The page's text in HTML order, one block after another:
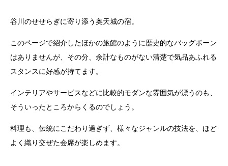
谷川のせせらぎに寄り添う奥天城の宿。
このページで紹介したほかの旅館のように歴史的なバッグボーン
はありませんが、その分、余計なものがない清楚で気品あふれる
スタンスに好感が持てます。
インテリアやサービスなどに比較的モダンな雰囲気が漂うのも、
そういったところからくるのでしょう。
料理も、伝統にこだわり過ぎず、様々なジャンルの技法を、ほど
よく織り交ぜた会席が楽しめます。